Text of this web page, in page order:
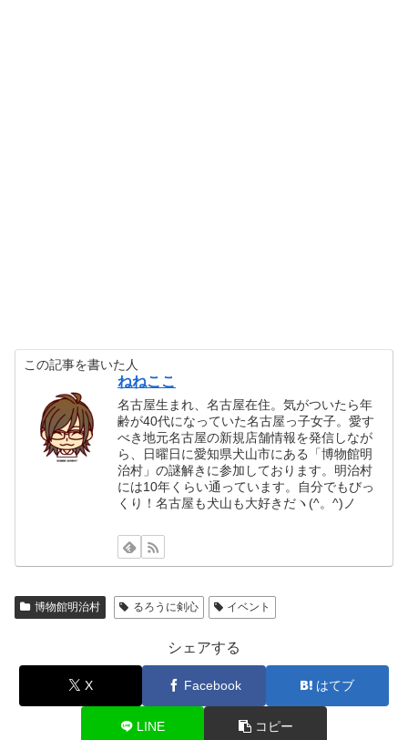
この記事を書いた人
ねねここ
名古屋生まれ、名古屋在住。気がついたら年
齢が40代になっていた名古屋っ子女子。愛す
べき地元名古屋の新規店舗情報を発信しなが
ら、日曜日に愛知県犬山市にある「博物館明
治村」の謎解きに参加しております。明治村
には10年くらい通っています。自分でもびっ
くり！名古屋も犬山も大好きだヽ(^。^)ノ
博物館明治村 るろうに剣心 イベント
シェアする
X Facebook はてブ
LINE コピー